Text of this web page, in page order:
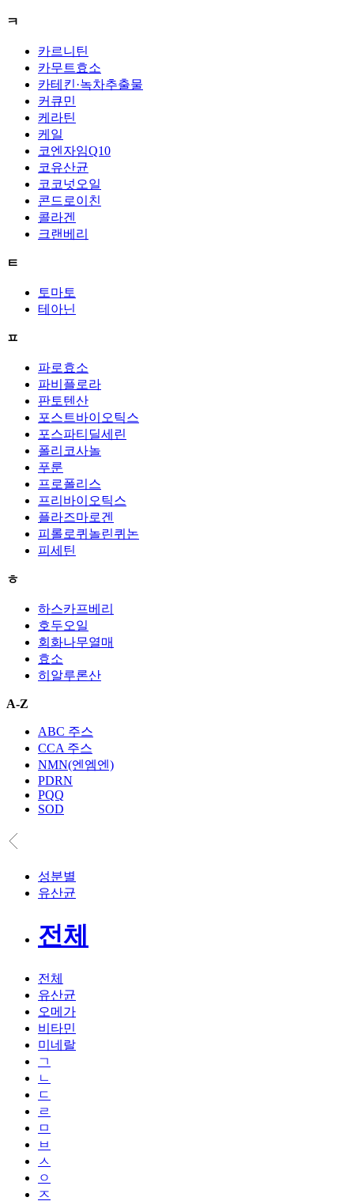
ㅋ
카르니틴
카무트효소
카테킨·녹차추출물
커큐민
케라틴
케일
코엔자임Q10
코유산균
코코넛오일
콘드로이친
콜라겐
크랜베리
ㅌ
토마토
테아닌
ㅍ
파로효소
파비플로라
판토텐산
포스트바이오틱스
포스파티딜세린
폴리코사놀
푸룬
프로폴리스
프리바이오틱스
플라즈마로겐
피롤로퀴놀린퀴논
피세틴
ㅎ
하스카프베리
호두오일
회화나무열매
효소
히알루론산
A-Z
ABC 주스
CCA 주스
NMN(엔엠엔)
PDRN
PQQ
SOD
성분별
유산균
전체
전체
유산균
오메가
비타민
미네랄
ㄱ
ㄴ
ㄷ
ㄹ
ㅁ
ㅂ
ㅅ
ㅇ
ㅈ